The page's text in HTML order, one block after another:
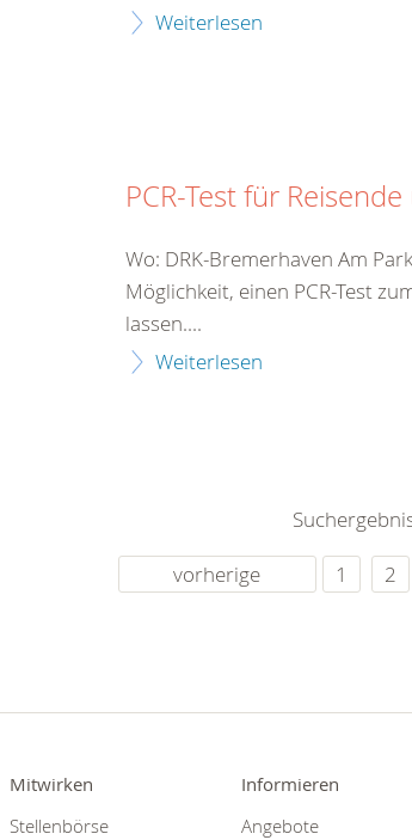
Weiterlesen
PCR-Test für
Wo: DRK-Bremerhaven Am
Möglichkeit, einen PCR-Test
lassen....
Weiterlesen
vorherige
1 2
Mitwirken
Stellenbörse
Informieren
Angebote